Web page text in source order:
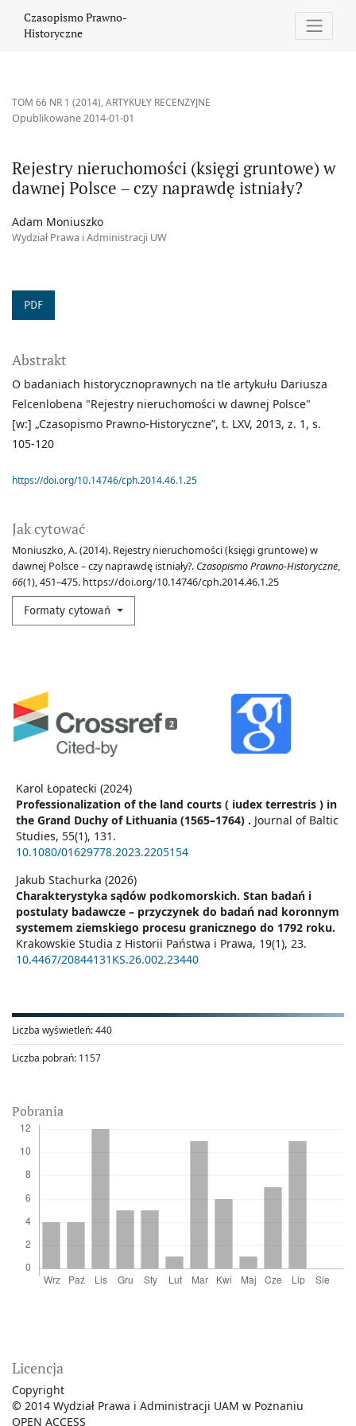
Czasopismo Prawno-
Historyczne
TOM 66 NR 1 (2014),ARTYKUŁY RECENZYJNE
Rejestry nieruchomości (księgi gruntowe) w
dawnej Polsce – czy naprawdę istniały?
Opublikowane 2014-01-01
Adam Moniuszko
Wydział Prawa i Administracji UW
PDF
Jak cytować
Moniuszko, A. (2014). Rejestry nieruchomości (księgi gruntowe) w
dawnej Polsce – czy naprawdę istniały?. Czasopismo Prawno-Historyczne,
66(1), 451–475. https://doi.org/10.14746/cph.2014.46.1.25
Formaty cytowań
2
Karol Łopatecki (2024)
Professionalization of the land courts ( iudex terrestris ) in
the Grand Duchy of Lithuania (1565–1764) . Journal of Baltic
Studies, 55(1), 131.
10.1080/01629778.2023.2205154
Jakub Stachurka (2026)
Charakterystyka sądów podkomorskich. Stan badań i
postulaty badawcze – przyczynek do badań nad koronnym
systemem ziemskiego procesu granicznego do 1792 roku.
Krakowskie Studia z Historii Państwa i Prawa, 19(1), 23.
10.4467/20844131KS.26.002.23440
Liczba wyświetleń:440
Liczba pobrań: 1157
Abstrakt
O badaniach historycznoprawnych na tle artykułu Dariusza
Felcenlobena "Rejestry nieruchomości w dawnej Polsce"
[w:] „Czasopismo Prawno-Historyczne”, t. LXV, 2013, z. 1, s.
105-120
https://doi.org/10.14746/cph.2014.46.1.25
Pobrania
Licencja
Copyright
© 2014 Wydział Prawa i Administracji UAM w Poznaniu
OPEN ACCESS